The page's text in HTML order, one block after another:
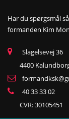
Har du spørgsmål
formanden Kim
Slagelsevej 36
4400
40 33 33 02
CVR: 30105451